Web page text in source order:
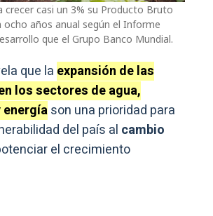
crecer casi un 3% su Producto Bruto
años anual según el Informe
que el Grupo Banco Mundial.
que la expansión de las
los sectores de agua,
son una prioridad para
del país al cambio
el crecimiento